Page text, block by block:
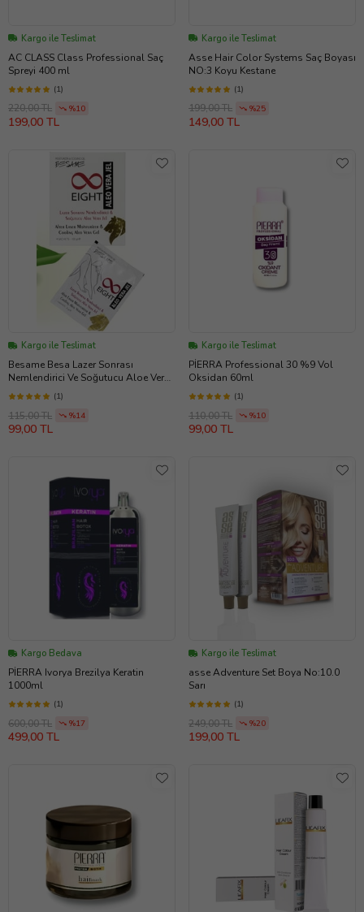
Kargo ile Teslimat
AC CLASS Class Professional Saç
Spreyi 400 ml
(1)
220,00 TL %10
199,00 TL
Kargo ile Teslimat
Asse Hair Color Systems Saç Boyası
NO:3 Koyu Kestane
(1)
199,00 TL %25
149,00 TL
Kargo ile Teslimat
Besame Besa Lazer Sonrası
Nemlendirici Ve Soğutucu Aloe Vera
Jel 100 ml
(1)
115,00 TL %14
99,00 TL
Kargo ile Teslimat
PİERRA Professional 30 %9 Vol
Oksidan 60ml
(1)
110,00 TL %10
99,00 TL
Kargo Bedava
PİERRA Ivorya Brezilya Keratin
1000ml
(1)
600,00 TL %17
499,00 TL
Kargo ile Teslimat
asse Adventure Set Boya No:10.0
Sarı
(1)
249,00 TL %20
199,00 TL